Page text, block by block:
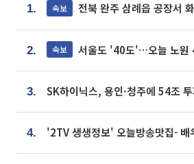
1. 속보 전북 완주 삼례읍 공장서
2. 속보 서울도 '40도'…오늘 노원
3.
4.